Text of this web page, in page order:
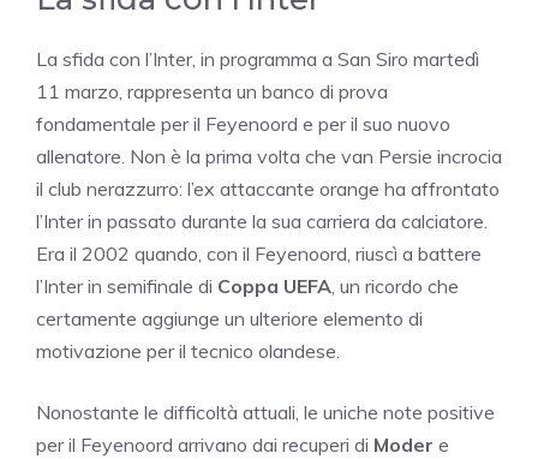
La sfida con l’Inter, in programma a San Siro martedì
11 marzo, rappresenta un banco di prova
fondamentale per il Feyenoord e per il suo nuovo
allenatore. Non è la prima volta che van Persie incrocia
il club nerazzurro: l’ex attaccante orange ha affrontato
l’Inter in passato durante la sua carriera da calciatore.
Era il 2002 quando, con il Feyenoord, riuscì a battere
l’Inter in semifinale di Coppa UEFA, un ricordo che
certamente aggiunge un ulteriore elemento di
motivazione per il tecnico olandese.
Nonostante le difficoltà attuali, le uniche note positive
per il Feyenoord arrivano dai recuperi di Moder e